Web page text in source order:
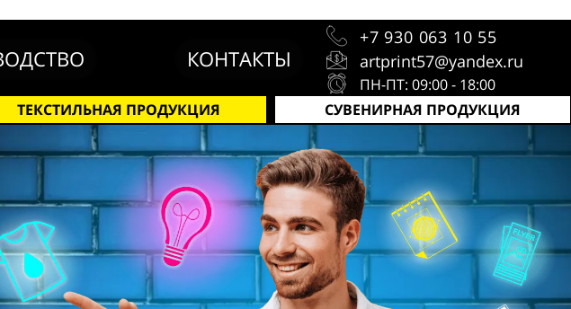
КОНТАКТЫ
+7 930 063 10 55
artprint57@yandex.ru
ПН-ПТ: 09:00 - 18:00
ТЕКСТИЛЬНАЯ ПРОДУКЦИЯ СУВЕНИРНАЯ ПРОДУКЦИЯ